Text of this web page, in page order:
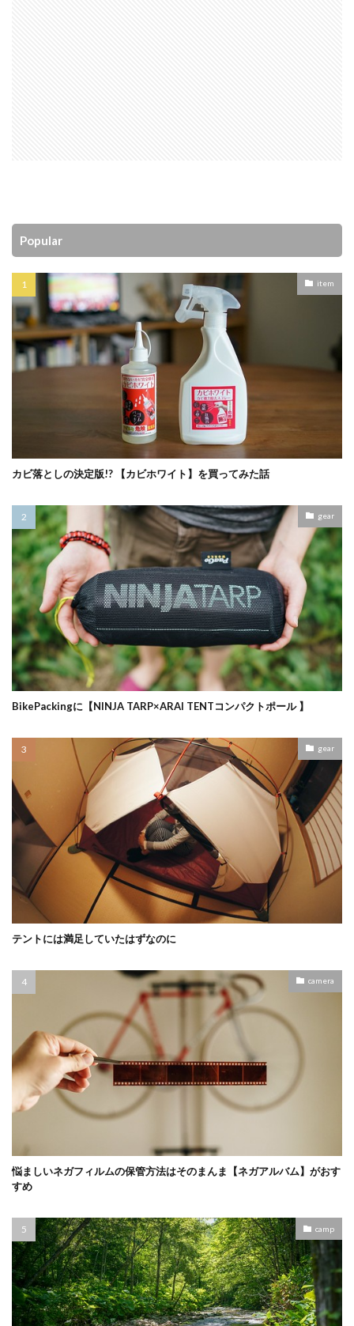
Popular
item
カビ落としの決定版!? 【カビホワイト】を買ってみた話
gear
BikePackingに【NINJA TARP×ARAI TENTコンパクトポール 】
gear
テントには満足していたはずなのに
camera
悩ましいネガフィルムの保管方法はそのまんま【ネガアルバム】がおす
すめ
camp